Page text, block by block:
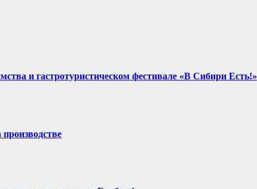
и гастротуристическом фестивале «В Сибири Есть!»